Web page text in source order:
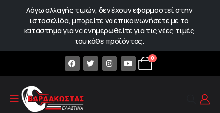
Λόγω αλλαγής τιμών, δεν έχουν εφαρμοστεί στην
ιστοσελίδα, μπορείτε να επικοινωνήσετε με το
κατάστημα για να ενημερωθείτε για τις νέες τιμές
του κάθε προϊόντος.
0